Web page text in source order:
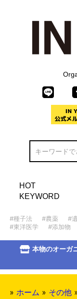
HOT
KEYWORD
#種子法 #農薬 #
#東洋医学
#添加物
本物のオーガ
» ホーム » その他